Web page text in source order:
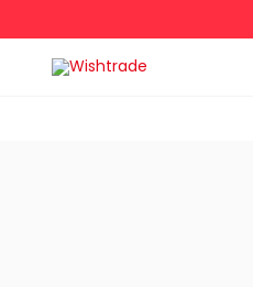
al
contenido